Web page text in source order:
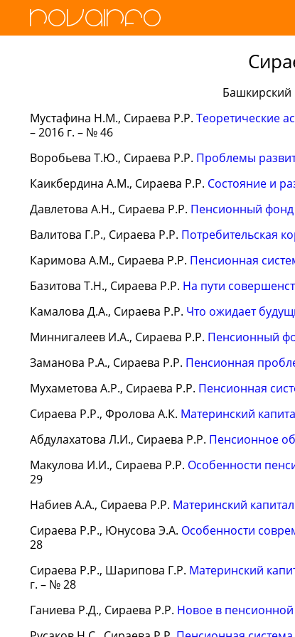
Башкирский
Мустафина Н.М., Сираева Р.Р. Теоретические
– 2016 г. – № 46
Воробьева Т.Ю., Сираева Р.Р. Проблемы
Каикбердина А.М., Сираева Р.Р. Состояние и
Давлетова А.Н., Сираева Р.Р. Пенсионный
Валитова Г.Р., Сираева Р.Р. Потребительская
Каримова А.М., Сираева Р.Р. Пенсионная
Базитова Т.Н., Сираева Р.Р. На пути
Камалова Д.А., Сираева Р.Р. Что ожидает
Миннигалеев И.А., Сираева Р.Р. Пенсионный
Заманова Р.А., Сираева Р.Р. Пенсионная
Мухаметова А.Р., Сираева Р.Р. Пенсионная
Сираева Р.Р., Фролова А.К. Материнский
Абдулахатова Л.И., Сираева Р.Р. Пенсионное
Макулова И.И., Сираева Р.Р. Особенности
29
Набиев А.А., Сираева Р.Р. Материнский
Сираева Р.Р., Юнусова Э.А. Особенности
28
Сираева Р.Р., Шарипова Г.Р. Материнский
г. – № 28
Ганиева Р.Д., Сираева Р.Р. Новое в